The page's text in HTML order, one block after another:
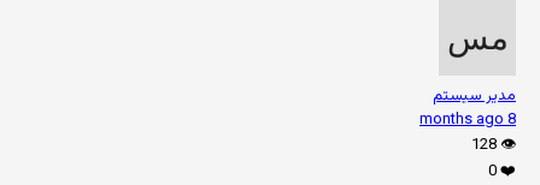
مدیر سیستم
8 months ago
👁️
128
❤️
0